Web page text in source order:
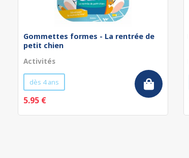
Gommettes formes - La rentrée de
petit chien
Activités
dès 4 ans
5.95 €